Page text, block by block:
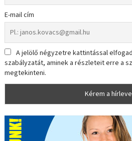
E-mail cím
A jelölő négyzetre kattintással
szabályzatát, aminek a részleteit erre a
megtekinteni.